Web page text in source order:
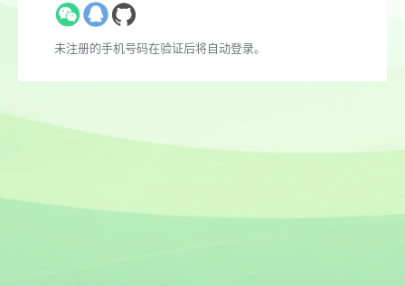
未注册的手机号码在验证后将自动登录。